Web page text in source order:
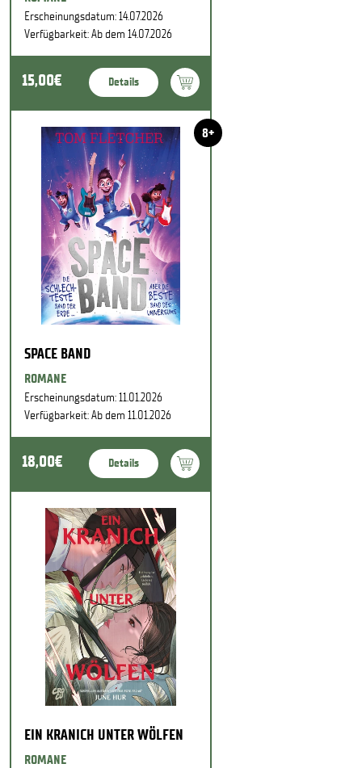
Erscheinungsdatum: 14.07.2026
Verfügbarkeit: Ab dem 14.07.2026
15,00€ Details
8+
SPACE BAND
ROMANE
Erscheinungsdatum: 11.01.2026
Verfügbarkeit: Ab dem 11.01.2026
18,00€ Details
EIN KRANICH UNTER WÖLFEN
ROMANE